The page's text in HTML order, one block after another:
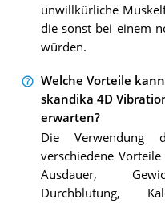
unwillkürliche
die sonst bei einem
würden.
Welche Vorteile
skandika 4D
erwarten?
Die Verwendung
verschiedene
Ausdauer,
Durchblutung,